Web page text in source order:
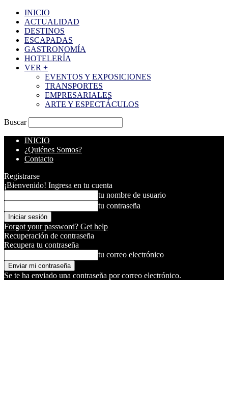
INICIO
ACTUALIDAD
DESTINOS
ESCAPADAS
GASTRONOMÍA
HOTELERÍA
VER +
EVENTOS Y EXPOSICIONES
TRANSPORTES
EMPRESARIALES
ARTE Y ESPECTÁCULOS
Buscar
INICIO
¿Quiénes Somos?
Contacto
Registrarse
¡Bienvenido! Ingresa en tu cuenta
tu nombre de usuario
tu contraseña
Forgot your password? Get help
Recuperación de contraseña
Recupera tu contraseña
tu correo electrónico
Se te ha enviado una contraseña por correo electrónico.